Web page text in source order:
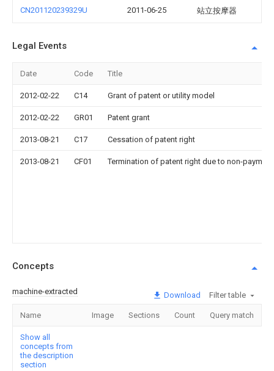
CN201120239329U 2011-06-25 站立按摩器
Legal Events
Date Code Title
2012-02-22 C14 Grant of patent or utility model
2012-02-22 GR01 Patent grant
2013-08-21 C17 Cessation of patent right
2013-08-21 CF01 Termination of patent right due to non-
Concepts
machine-extracted Download Filter table
Name Image Sections Count Query match
Show all
concepts from
the description
section